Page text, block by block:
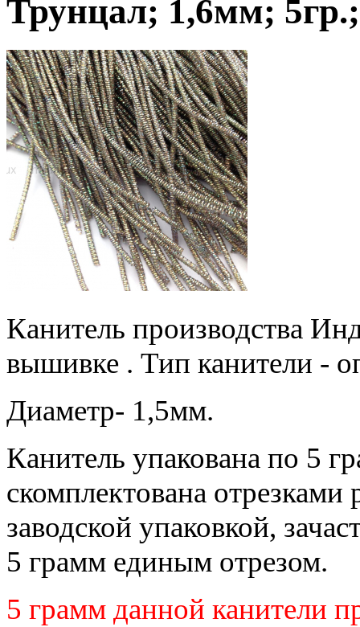
Трунцал; 1,6мм;
Канитель производства
вышивке . Тип канители -
Диаметр- 1,5мм.
Канитель упакована по 5
скомплектована
заводской упаковкой,
5 грамм единым отрезом.
5 грамм данной канители